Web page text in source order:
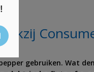
gebruiken. Wat